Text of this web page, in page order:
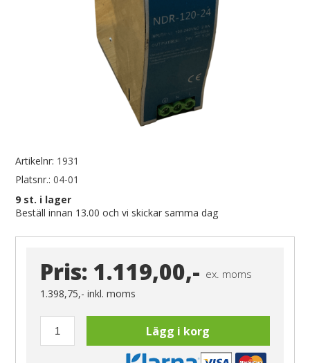
Artikelnr: 1931
Platsnr.: 04-01
9 st. i lager
Beställ innan 13.00 och vi skickar samma dag
Pris: 1.119,00,- ex. moms
1.398,75,-inkl. moms
Lägg i korg